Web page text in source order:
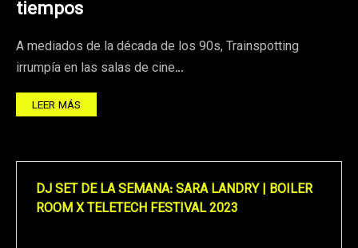
tiempos
A mediados de la década de los 90s, Trainspotting
irrumpía en las salas de cine…
LEER MÁS
DJ SET DE LA SEMANA: SARA LANDRY | BOILER
ROOM X TELETECH FESTIVAL 2023